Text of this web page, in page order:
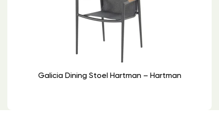
Galicia Dining Stoel Hartman – Hartman